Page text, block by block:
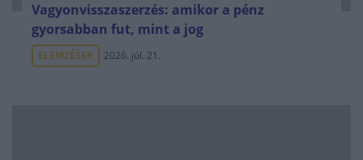
Vagyonvisszaszerzés: amikor a pénz
gyorsabban fut, mint a jog
ELEMZÉSEK 2026. júl. 21.